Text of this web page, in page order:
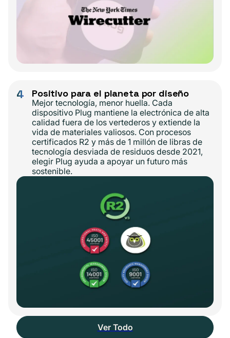
4 Positivo para el planeta por diseño
Mejor tecnología, menor huella. Cada
dispositivo Plug mantiene la electrónica de alta
calidad fuera de los vertederos y extiende la
vida de materiales valiosos. Con procesos
certificados R2 y más de 1 millón de libras de
tecnología desviada de residuos desde 2021,
elegir Plug ayuda a apoyar un futuro más
sostenible.
Ver Todo